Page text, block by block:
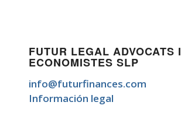
FUTUR LEGAL ADVOCATS I
ECONOMISTES SLP
info@futurfinances.com
Información legal